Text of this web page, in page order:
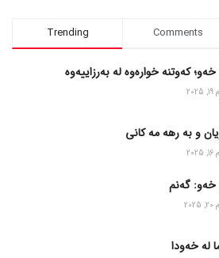
Trending Comments
کەوتنە خوارەوە لە بەرزاییەوە
و به رهه مه کانی
خەو: گەنم
لە خەودا